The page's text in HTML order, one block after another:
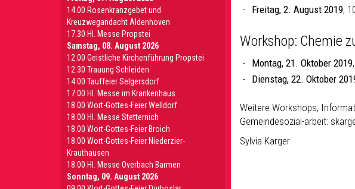
Freitag, 2. August 2019,
Workshop: Chemie
Montag, 21. Oktober 2019
Dienstag, 22. Oktober
Weitere Workshops,
Gemeindesozial-arbeit:
Sylvia Karger
14.00 Rosenkranzgebet und
Kreuzwegandacht Aldenhoven
17.30 Hl. Messe Propstei
Samstag, 08. August 2026
12.00 Geistliche Kirchenführung Propstei
12.30 Trauung Schleiden
14.00 Tauffeier Selgersdorf
17.00 Hl. Messe im Krankenhaus
18.00 Wort-Gottes-Feier Welldorf
18.00 Hl. Messe Stetternich
18.00 Wort-Gottes-Feier Broich
18.00 Wort-Gottes-Feier Niederzier-
Krauthausen
18.00 Hl. Messe Overbach Barmen
Sonntag, 09. August 2026